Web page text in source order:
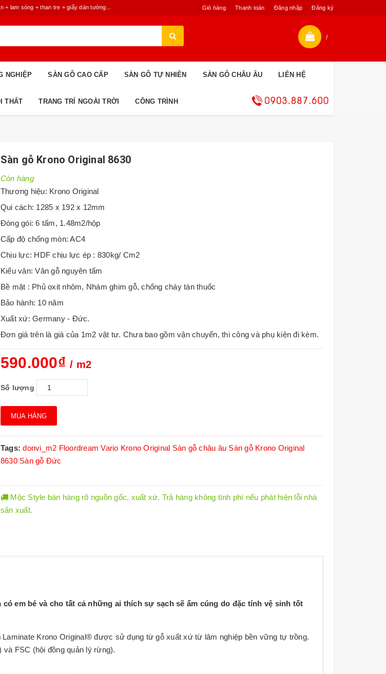
Giỏ hàng Thanh toán Đăng nhập Đăng ký
lam sóng + than tre + giấy dán tường...
/
NGHIỆP SÀN GỖ CAO CẤP SÀN GỖ TỰ NHIÊN SÀN GỖ CHÂU ÂU LIÊN HỆ
THẤT TRANG TRÍ NGOÀI TRỜI CÔNG TRÌNH
Sàn gỗ Krono Original 8630
Còn hàng
Thương hiệu: Krono Original
Qui cách: 1285 x 192 x 12mm
Đóng gói: 6 tấm, 1.48m2/hộp
Cấp độ chống mòn: AC4
Chịu lực: HDF chịu lực ép : 830kg/ Cm2
Kiểu vân: Vân gỗ nguyên tấm
Bề mặt : Phủ oxit nhôm, Nhám ghim gỗ, chống cháy tàn thuốc
Bảo hành: 10 năm
Xuất xứ: Germany - Đức.
Đơn giá trên là giá của 1m2 vật tư. Chưa bao gồm vận chuyển, thi công và phụ kiện đi kèm.
590.000₫/ m2
Số lượng
MUA HÀNG
Tags:donvi_m2 Floordream Vario Krono Original Sàn gỗ châu âu Sàn gỗ Krono Original
8630 Sàn gỗ Đức
Mộc Style bán hàng rõ nguồn gốc, xuất xứ. Trả hàng không tính phí nếu phát hiện lỗi nhà
sản xuất.
em bé và cho tất cả những ai thích sự sạch sẽ ấm cúng do đặc tính vệ sinh tốt
Krono Original® được sử dụng từ gỗ xuất xứ từ lâm nghiệp bền vững tự trồng.
FSC (hội đồng quản lý rừng).